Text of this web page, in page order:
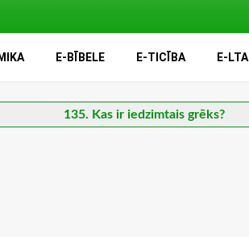
E-BĪBELE E-TICĪBA E-LTA
135. Kas ir iedzimtais grēks?